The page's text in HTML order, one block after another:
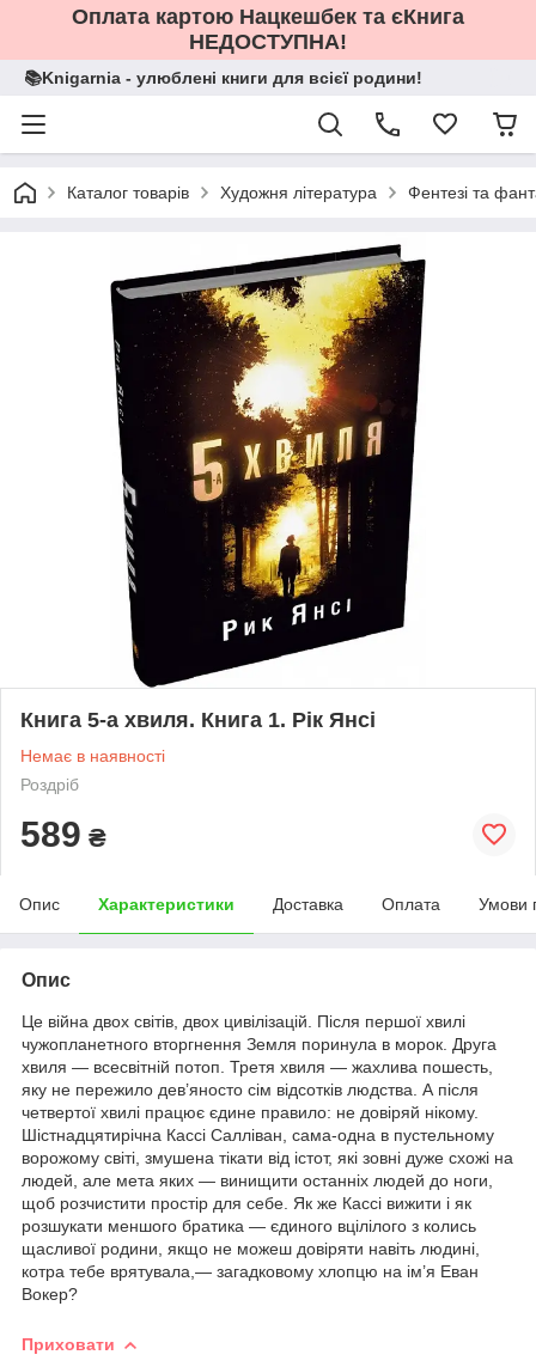
Оплата картою Нацкешбек та єКнига
НЕДОСТУПНА!
📚Knigarnia - улюблені книги для всієї родини!
Каталог товарів Художня література Фентезі та
Книга 5-а хвиля. Книга 1. Рік Янсі
Немає в наявності
Роздріб
589 ₴
Опис Характеристики Доставка Оплата Умови
Опис
Це війна двох світів, двох цивілізацій. Після першої хвилі
чужопланетного вторгнення Земля поринула в морок. Друга
хвиля — всесвітній потоп. Третя хвиля — жахлива пошесть,
яку не пережило дев’яносто сім відсотків людства. А після
четвертої хвилі працює єдине правило: не довіряй нікому.
Шістнадцятирічна Кассі Салліван, сама-одна в пустельному
ворожому світі, змушена тікати від істот, які зовні дуже схожі на
людей, але мета яких — винищити останніх людей до ноги,
щоб розчистити простір для себе. Як же Кассі вижити і як
розшукати меншого братика — єдиного вцілілого з колись
щасливої родини, якщо не можеш довіряти навіть людині,
котра тебе врятувала,— загадковому хлопцю на ім’я Еван
Вокер?
Приховати